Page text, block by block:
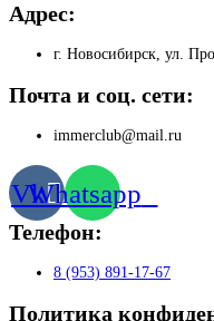
Адрес:
г. Новосибирск, ул.
Почта и соц. сети:
immerclub@mail.ru
VkWhatsapp
Телефон:
8 (953) 891-17-67
Политика